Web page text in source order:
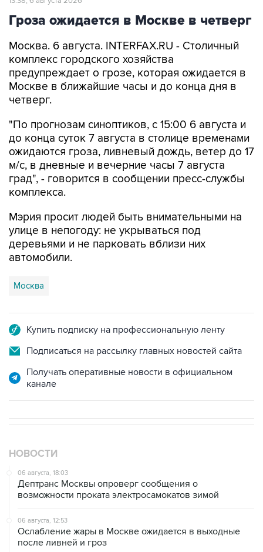
Гроза ожидается в Москве в четверг
Москва. 6 августа. INTERFAX.RU - Столичный
комплекс городского хозяйства
предупреждает о грозе, которая ожидается в
Москве в ближайшие часы и до конца дня в
четверг.
"По прогнозам синоптиков, с 15:00 6 августа и
до конца суток 7 августа в столице временами
ожидаются гроза, ливневый дождь, ветер до 17
м/с, в дневные и вечерние часы 7 августа
град", - говорится в сообщении пресс-службы
комплекса.
Мэрия просит людей быть внимательными на
улице в непогоду: не укрываться под
деревьями и не парковать вблизи них
автомобили.
Москва
Купить подписку на профессиональную ленту
Подписаться на рассылку главных новостей сайта
Получать оперативные новости в официальном
канале
НОВОСТИ
06 августа, 18:03
Дептранс Москвы опроверг сообщения о
возможности проката электросамокатов зимой
06 августа, 12:53
Ослабление жары в Москве ожидается в выходные
после ливней и гроз